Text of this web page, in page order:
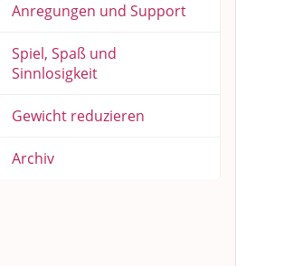
Anregungen und Support
Spiel, Spaß und
Sinnlosigkeit
Gewicht reduzieren
Archiv